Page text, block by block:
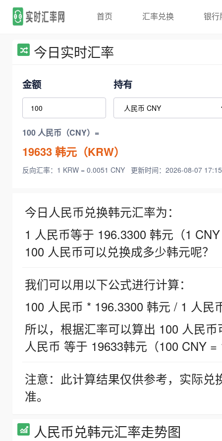
首页 汇率兑换 银行
今日实时汇率
金额 持有
100 人民币（CNY）=
19633韩元（KRW）
反向汇率：1 KRW = 0.0051 CNY 更新时间：2026-08-07
今日人民币兑换韩元汇率为：
1 人民币等于 196.3300 韩元（1
100 人民币可以兑换成多少韩元呢？
我们可以用以下公式进行计算：
100 人民币 * 196.3300 韩元 / 1 人民
所以，根据汇率可以算出 100 人民
人民币 等于 19633韩元（100 CNY =
注意：此计算结果仅供参考，实际
准。
人民币兑韩元汇率走势图